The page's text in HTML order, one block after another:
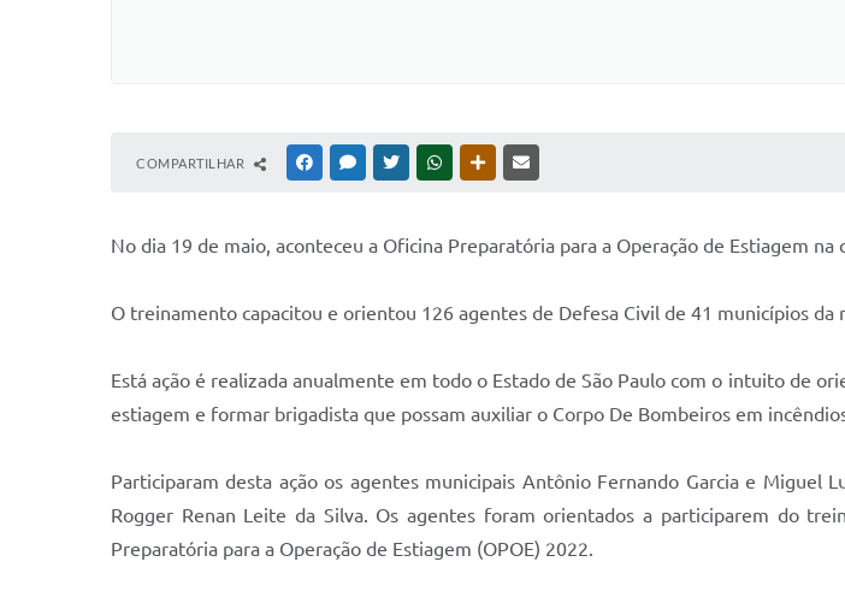
COMPARTILHAR FACEBOOKMESSENGER
TWITTERWHATSAPPOUTRAS MÍDIAS
No dia 19 de maio, aconteceu a Oficina Preparatória para a Operação de Estiagem na
O treinamento capacitou e orientou 126 agentes de Defesa Civil de 41 municípios da
Está ação é realizada anualmente em todo o Estado de São Paulo com o intuito de
estiagem e formar brigadista que possam auxiliar o Corpo De Bombeiros em
Participaram desta ação os agentes municipais Antônio Fernando Garcia e Miguel
Rogger Renan Leite da Silva. Os agentes foram orientados a participarem do
Preparatória para a Operação de Estiagem (OPOE) 2022.